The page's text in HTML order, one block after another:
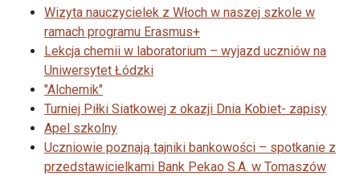
Wizyta nauczycielek z Włoch w naszej szkole w
ramach programu Erasmus+
Lekcja chemii w laboratorium – wyjazd uczniów na
Uniwersytet Łódzki
"Alchemik"
Turniej Piłki Siatkowej z okazji Dnia Kobiet- zapisy
Apel szkolny
Uczniowie poznają tajniki bankowości – spotkanie z
przedstawicielkami Bank Pekao S.A. w Tomaszów